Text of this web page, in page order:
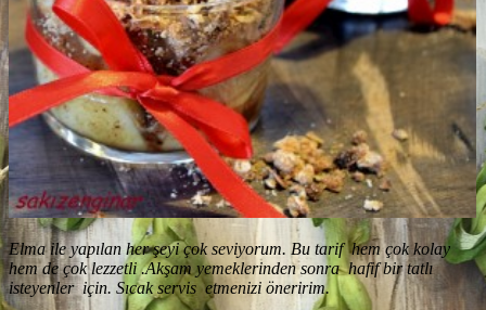
Elma ile yapılan her şeyi çok seviyorum. Bu tarif hem çok kolay
hem de çok lezzetli .Akşam yemeklerinden sonra hafif bir tatlı
isteyenler için. Sıcak servis etmenizi öneririm.